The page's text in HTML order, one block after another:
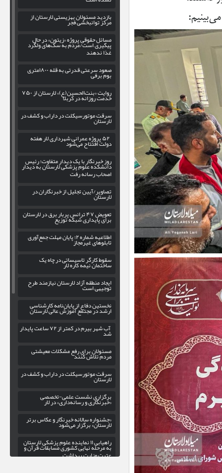
بازدید مسئولان بهزیستی لارستان از
مرکز توانبخشی فجر
مسائل حقوقی پروژه «زیتون» در حال
پیگیری است/مردم به سگ‌های ولگرد
غذا ندهند
صعود سرعتی قدرتی به قله ۱۸۰۰متری بوم برفی
روایت «بنت‌الحسین(ع)» لارستان از ۷۵۰ خدمت روزانه در کربلا
سرقت موتورسیکلت در داراب و کشف در
لارستان
۵۲ پروژه عمرانی شهرداری لار هفته
دولت افتتاح می‌شود
روز خبرنگار با یک دیدار متفاوت؛ رئیس
دانشکده علوم پزشکی لارستان به دیدار
اصحاب رسانه رفت
تصاویر/آیین تجلیل از خبرنگاران در
لارستان
تعویض ۴۷ ترانس پربار برق در لارستان
برای پایداری شبکه توزیع
اطلاعیه شماره ۲؛ پایان مهلت جمع‌آوریتابلوهای غیرمجاز
سقوط کارگر تاسیساتی در چاه یک
ساختمان نیمه کاره لار
ایجاد منطقه آزاد لارستان نیازمند طرح
توجیهی است
نخستین دفاع از پایان‌نامه کارشناسی
ارشد در مجتمع آموزش عالی لارستان
آب شهر بیرم در کمتر از ۷۲ ساعت پایدار شد
مسئولان برای رفع مشکلات معیشتی
مردم تلاش کنند
سرقت موتورسیکلت در داراب و کشف در
لارستان
برگزاری نشست علمی-تخصصی
«خبرنگاری و رسانه‌داری» در لار
«جشنواره سالانه خبرنگار و عکاس برتر
لارستان» برگزار می‌شود
راهیابی ۱۱ نماینده علوم پزشکی لارستان
به مرحله نهایی کشوری مسابقات قرآن و
عترت وزارت بهداشت